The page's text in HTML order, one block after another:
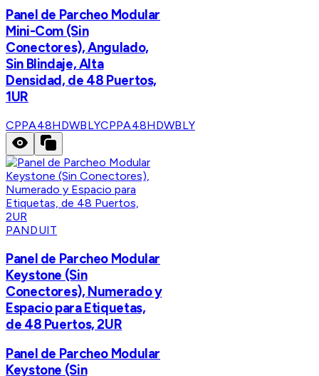
Panel de Parcheo Modular
Mini-Com (Sin
Conectores), Angulado,
Sin Blindaje, Alta
Densidad, de 48 Puertos,
1UR
CPPA48HDWBLYCPPA48HDWBLY
PANDUIT
Panel de Parcheo Modular
Keystone (Sin
Conectores), Numerado y
Espacio para Etiquetas,
de 48 Puertos, 2UR
Panel de Parcheo Modular
Keystone (Sin